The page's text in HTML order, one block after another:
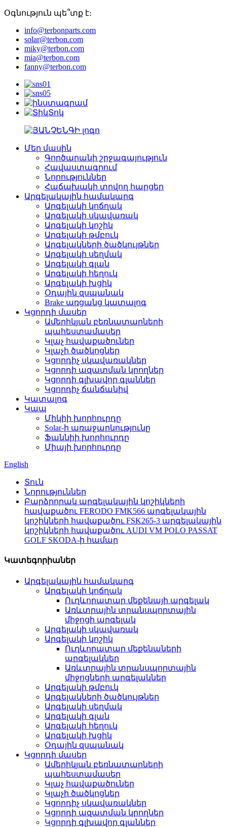
Օգնություն պե՞տք է։
info@terbonparts.com
solar@terbon.com
miky@terbon.com
mia@terbon.com
fanny@terbon.com
Մեր մասին
Գործարանի շրջագայություն
Հավաստագրում
Նորություններ
Հաճախակի տրվող հարցեր
Արգելակային համակարգ
Արգելակի կոճղակ
Արգելակի սկավառակ
Արգելակի կոշիկ
Արգելակի թմբուկ
Արգելակների ծածկույթներ
Արգելակի սեղմակ
Արգելակի գլան
Արգելակի հեղուկ
Արգելակի խցիկ
Օդային զսպանակ
Brake առցանց կատալոգ
Կցորդի մասեր
Ամերիկյան բեռնատարների
պահեստամասեր
Կլաչ հավաքածուներ
Կլաչի ծածկոցներ
Կցորդիչ սկավառակներ
Կցորդի ազատման կրողներ
Կցորդի գլխավոր գլաններ
Կցորդիչ ճանճանիվ
Կատալոգ
Կապ
Միկիի խորհուրդը
Solar-ի առաջարկությունը
Ֆաննիի խորհուրդը
Միայի խորհուրդը
English
Տուն
Նորություններ
Բարձրորակ արգելակային կոշիկների
հավաքածու FERODO FMK566 արգելակային
կոշիկների հավաքածու FSK265-3 արգելակային
կոշիկների հավաքածու AUDI VM POLO PASSAT
GOLF SKODA-ի համար
Կատեգորիաներ
Արգելակային համակարգ
Արգելակի կոճղակ
Ուղևորատար մեքենայի արգելակ
Առևտրային տրանսպորտային
միջոցի արգելակ
Արգելակի սկավառակ
Արգելակի կոշիկ
Ուղևորատար մեքենաների
արգելակներ
Առևտրային տրանսպորտային
միջոցների արգելակներ
Արգելակի թմբուկ
Արգելակների ծածկույթներ
Արգելակի սեղմակ
Արգելակի գլան
Արգելակի հեղուկ
Արգելակի խցիկ
Օդային զսպանակ
Կցորդի մասեր
Ամերիկյան բեռնատարների
պահեստամասեր
Կլաչ հավաքածուներ
Կլաչի ծածկոցներ
Կցորդիչ սկավառակներ
Կցորդի ազատման կրողներ
Կցորդի գլխավոր գլաններ